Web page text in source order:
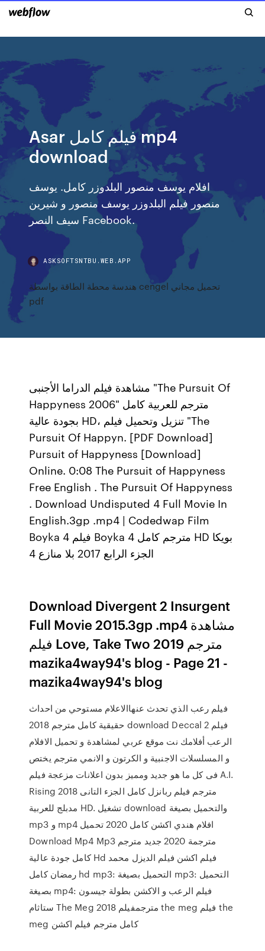
Asar فيلم كامل mp4
download
افلام يوسف منصور البلدوزر كامل. يوسف
منصور فيلم البلدوزر يوسف منصور و شيرين
سيف النصر Facebook.
ASKSOFTSNTBU.WEB.APP
هندسة محطة الطاقة بواسطة cengel تحميل مجاني
pdf
مشاهدة فيلم الدراما الأجنبى "The Pursuit Of
Happyness 2006" مترجم للعربية كامل
بجودة عالية HD، تنزيل وتحميل فيلم "The
Pursuit Of Happyn. [PDF Download]
Pursuit of Happyness [Download]
Online. 0:08 The Pursuit of Happyness
Free English . The Pursuit Of Happyness
. Download Undisputed 4 Full Movie In
English.3gp .mp4 | Codedwap Film
Boyka 4 فيلم Boyka 4 مترجم كامل HD بويكا
الجزء الرابع 2017 بلا منازع 4
Download Divergent 2 Insurgent
Full Movie 2015.3gp .mp4 مشاهدة
فيلم Love, Take Two 2019 مترجم
mazika4way94's blog - Page 21 -
mazika4way94's blog
فيلم رعب الذي تحدث عنهاالاعلام مستوحي من احداث
حقيقية كامل مترجم 2018 download Deccal 2 فيلم
الرعب أفلامك نت موقع عربي لمشاهدة و تحميل الافلام
و المسلسلات الاجنبية و الكرتون و الانمي مترجم يختص
فى كل ما هو جديد ومميز بدون اعلانات مزعجة فيلم A.I.
Rising 2018 مترجم فيلم ربانزل كامل الجزء التانى
مدبلج للعربية HD. تشغيل download والتحميل بصيغة
mp3 و mp4 افلام هندي اكشن كامل 2020 تحميل
Download Mp4 Mp3 مترجمة 2020 جديد مترجم
كامل جودة عالية Hd فيلم اكشن فيلم الديزل محمد
رمضان كامل hd mp3: التحميل بصيغة mp3: التحميل
بصيغة mp4: فيلم الرعب و الاكشن بطولة جيسون
ستاثام The Meg 2018 مترجمفيلم the meg فيلم the
meg كامل مترجم فيلم اكشن